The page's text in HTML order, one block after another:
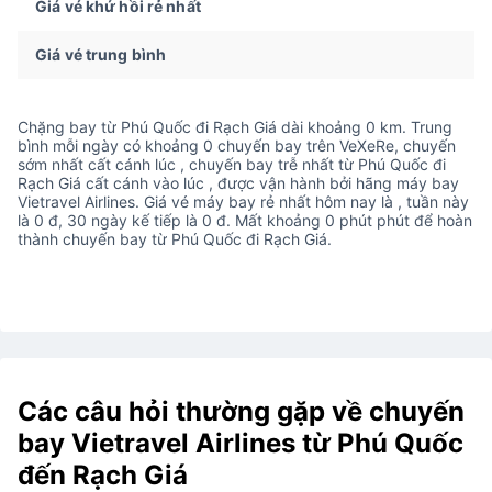
Giá vé khứ hồi rẻ nhất
Giá vé trung bình
Chặng bay từ Phú Quốc đi Rạch Giá dài khoảng 0 km. Trung
bình mỗi ngày có khoảng 0 chuyến bay trên VeXeRe, chuyến
sớm nhất cất cánh lúc , chuyến bay trễ nhất từ Phú Quốc đi
Rạch Giá cất cánh vào lúc , được vận hành bởi hãng máy bay
Vietravel Airlines. Giá vé máy bay rẻ nhất hôm nay là , tuần này
là 0 đ, 30 ngày kế tiếp là 0 đ. Mất khoảng 0 phút phút để hoàn
thành chuyến bay từ Phú Quốc đi Rạch Giá.
Các câu hỏi thường gặp về chuyến
bay Vietravel Airlines từ Phú Quốc
đến Rạch Giá